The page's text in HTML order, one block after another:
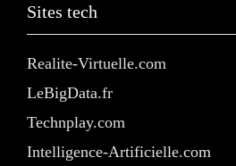
Sites tech
Realite-Virtuelle.com
LeBigData.fr
Technplay.com
Intelligence-Artificielle.com